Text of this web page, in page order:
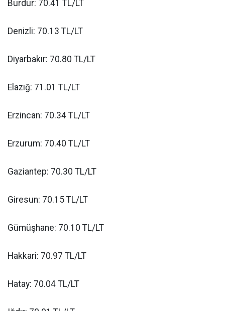
Burdur: 70.41 TL/LT
Denizli: 70.13 TL/LT
Diyarbakır: 70.80 TL/LT
Elazığ: 71.01 TL/LT
Erzincan: 70.34 TL/LT
Erzurum: 70.40 TL/LT
Gaziantep: 70.30 TL/LT
Giresun: 70.15 TL/LT
Gümüşhane: 70.10 TL/LT
Hakkari: 70.97 TL/LT
Hatay: 70.04 TL/LT